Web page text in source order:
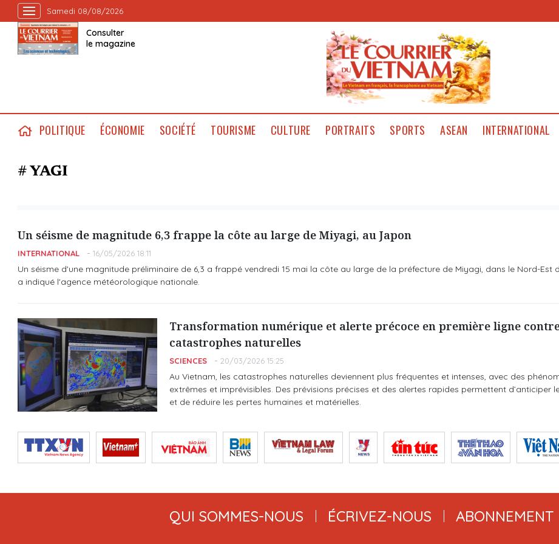
Samedi 08/08/2026
Consulter
le magazine
POLITIQUE ÉCONOMIE SOCIÉTÉ TOURISME CULTURE PORTRAITS SPORTS ASEAN INTERNATIONAL
# YAGI
Un séisme de magnitude 6,3 frappe la côte au large de Miyagi, au Japon
INTERNATIONAL 16/05/2026 18:11
Un séisme d'une magnitude préliminaire de 6,3 a frappé vendredi 15 mai la côte au large de la préfecture de Miyagi, dans le Nord-Est
a indiqué l'agence météorologique nationale.
Transformation numérique et alerte précoce en première ligne
catastrophes naturelles
SCIENCES 20/03/2026 15:25
Au Vietnam, les catastrophes naturelles deviennent plus fréquentes et intenses, avec des
extrêmes et imprévisibles. Des prévisions précises et des alertes rapides permettent d’anticiper
et de réduire les pertes humaines et matérielles.
QUI SOMMES-NOUS ÉCRIVEZ-NOUS ABONNEMENT